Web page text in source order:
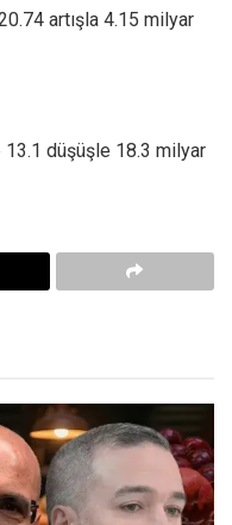
artışla 4.15 milyar
13.1 düşüşle 18.3 milyar